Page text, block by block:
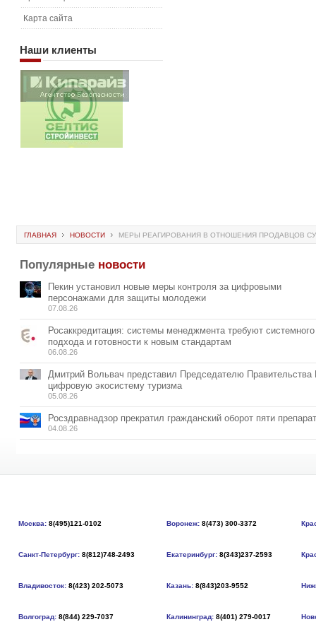
Карта сайта
Наши клиенты
ГЛАВНАЯ НОВОСТИ МЕРЫ РЕАГИРОВАНИЯ В ОТНОШЕНИЯ ПРОДАВЦОВ
Популярные новости
Пекин установил новые меры контроля за цифровыми
персонажами для защиты молодежи
07.08.26
Росаккредитация: системы менеджмента требуют системного
подхода и готовности к новым стандартам
06.08.26
Дмитрий Вольвач представил Председателю
цифровую экосистему туризма
05.08.26
Росздравнадзор прекратил гражданский оборот пяти
04.08.26
Москва: 8(495)121-0102 Воронеж: 8(473) 300-3372
Санкт-Петербург: 8(812)748-2493 Екатеринбург: 8(343)237-2593
Владивосток: 8(423) 202-5073 Казань: 8(843)203-9552
Волгоград: 8(844) 229-7037 Калининград: 8(401) 279-0017